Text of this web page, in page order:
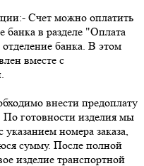
Счет можно оплатить
банка в разделе "Оплата
банка. В этом
вместе с
внести предоплату
По готовности изделия мы
номера заказа,
сумму. После полной
изделие транспортной